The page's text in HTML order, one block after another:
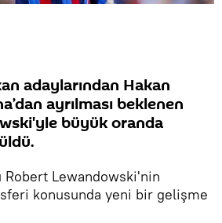
adaylarından Hakan
ayrılması beklenen
büyük oranda
Robert Lewandowski'nin
konusunda yeni bir gelişme